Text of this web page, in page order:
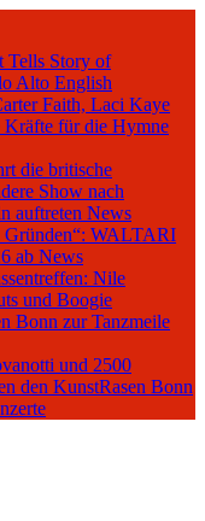
Tells Story of
Alto English
Faith, Laci Kaye
für die Hymne
die britische
Show nach
auftreten News
Gründen“: WALTARI
ab News
Nile
und Boogie
Bonn zur Tanzmeile
und 2500
den KunstRasen Bonn